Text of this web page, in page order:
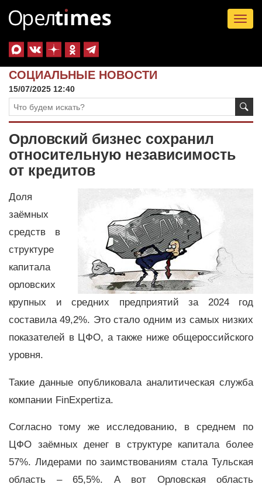
СОЦИАЛЬНЫЕ НОВОСТИ
15/07/2025 12:40
Орловский бизнес сохранил
относительную независимость
от кредитов
Доля
заёмных
средств в
структуре
капитала
орловских
крупных и средних предприятий за 2024 год
составила 49,2%. Это стало одним из самых низких
показателей в ЦФО, а также ниже общероссийского
уровня.
Такие данные опубликовала аналитическая служба
компании FinExpertiza.
Согласно тому же исследованию, в среднем по
ЦФО заёмных денег в структуре капитала более
57%. Лидерами по заимствованиям стала Тульская
область – 65,5%. А вот Орловская область